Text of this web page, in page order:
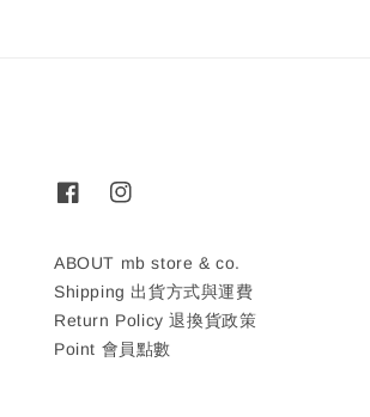
ABOUT mb store & co.
Shipping 出貨方式與運費
Return Policy 退換貨政策
Point 會員點數